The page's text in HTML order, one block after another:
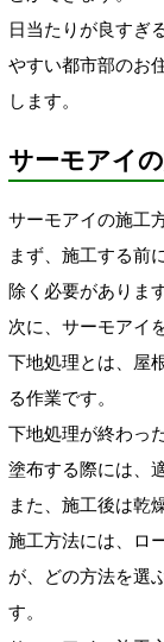
日当たりが良すぎ
やすい都市部のお
します。
サーモアイ
サーモアイの施工
まず、施工する前
除く必要があります
次に、サーモアイ
下地処理とは、屋
る作業です。
下地処理が終わっ
塗布する際には、
また、施工後は乾
施工方法には、ロ
が、どの方法を選
す。